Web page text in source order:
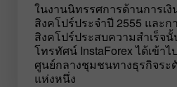
ในงานนิทรรศการด้านการเ
สิงคโปร์ประจำปี 2555 และ
สิงคโปร์ประสบความสำเร็จ
โทรทัศน์ InstaForex ได้เข้า
ศูนย์กลางชุมชนทางธุรกิจร
แห่งหนึ่ง